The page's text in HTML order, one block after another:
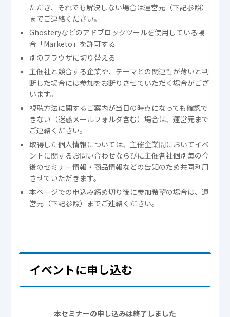
ただき、それでも解決しない場合は運営元（下記参照）
までご連絡ください。
Ghosteryなどのアドブロックツールを使用している場
合「Marketo」を許可する
別のブラウザに切り替える
主催社と競合する企業や、テーマとの関連性が薄いと判
断した場合には参加をお断りさせていただく場合がござ
います。
視聴方法に関するご案内が当日の時点になっても確認で
きない（迷惑メールフォルダ含む）場合は、運営元まで
ご連絡ください。
取得した個人情報については、主催企業間においてイベ
ントに関するお問い合わせならびに主催各社個別毎の今
後のセミナー情報・商品情報などの告知のため共同利用
させていただきます。
本ページでの申込み締め切り後に参加希望の場合は、運
営元（下記参照）までご連絡ください。
イベントに申し込む
本セミナーの申し込みは終了しました